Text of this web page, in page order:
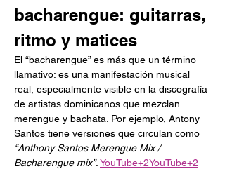
bacharengue: guitarras,
ritmo y matices
El “bacharengue” es más que un término
llamativo: es una manifestación musical
real, especialmente visible en la discografía
de artistas dominicanos que mezclan
merengue y bachata. Por ejemplo, Antony
Santos tiene versiones que circulan como
“Anthony Santos Merengue Mix /
Bacharengue mix”. YouTube+2YouTube+2